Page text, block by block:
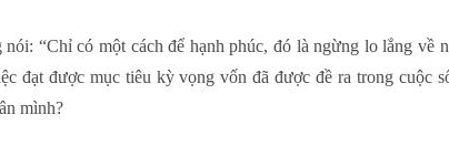
“Chỉ có một cách để hạnh phúc, đó là ngừng lo lắng về
đạt được mục tiêu kỳ vọng vốn đã được đề ra trong cuộc
mình?